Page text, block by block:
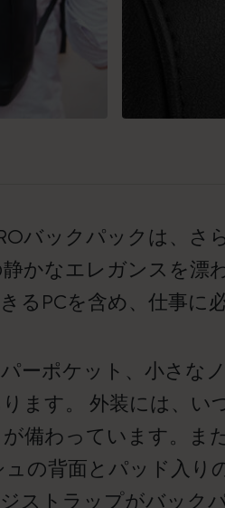
バックパックは、
かなエレガンスを漂
るPCを含め、仕事に
ーポケット、小さな
ます。 外装には、
備わっています。ま
の背面とパッド入
ストラップがバック